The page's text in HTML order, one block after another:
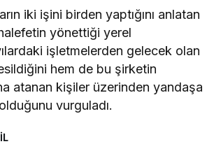
iki işini birden yaptığını anlatan
yönettiği yerel
işletmelerden gelecek olan
hem de bu şirketin
atanan kişiler üzerinden yandaşa
vurguladı.